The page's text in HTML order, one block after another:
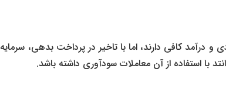
درآمد کافی دارند، اما با تاخیر در پرداخت بدهی، سرمایه
با استفاده از آن معاملات سودآوری داشته باشد.